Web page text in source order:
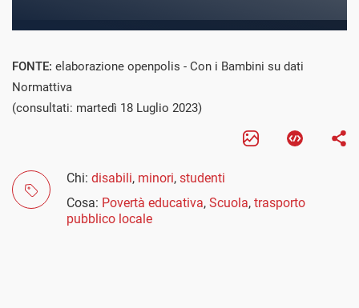
FONTE: elaborazione openpolis - Con i Bambini su dati
Normattiva
(consultati: martedì 18 Luglio 2023)
Chi: disabili, minori, studenti
Cosa: Povertà educativa, Scuola, trasporto
pubblico locale